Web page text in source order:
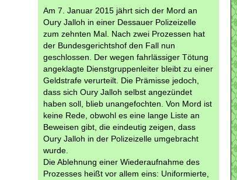
Am 7. Januar 2015 jährt sich der Mord an
Oury Jalloh in einer Dessauer Polizeizelle
zum zehnten Mal. Nach zwei Prozessen hat
der Bundesgerichtshof den Fall nun
geschlossen. Der wegen fahrlässiger Tötung
angeklagte Dienstgruppenleiter bleibt zu einer
Geldstrafe verurteilt. Die Prämisse jedoch,
dass sich Oury Jalloh selbst angezündet
haben soll, blieb unangefochten. Von Mord ist
keine Rede, obwohl es eine lange Liste an
Beweisen gibt, die eindeutig zeigen, dass
Oury Jalloh in der Polizeizelle umgebracht
wurde.
Die Ablehnung einer Wiederaufnahme des
Prozesses heißt vor allem eins: Uniformierte,